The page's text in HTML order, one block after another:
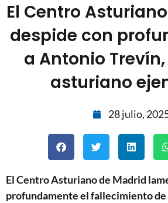
El Centro
despide con
a Antonio
asturiano
28 julio,
El Centro Asturiano de Madrid
profundamente el fallecimiento